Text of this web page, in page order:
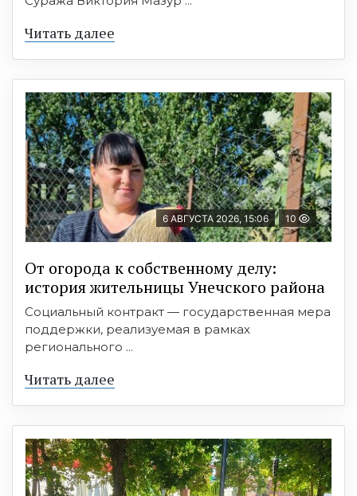
Читать далее
6 АВГУСТА 2026, 15:06 10
От огорода к собственному делу:
история жительницы Унечского района
Социальный контракт — государственная мера
поддержки, реализуемая в рамках
регионального ...
Читать далее